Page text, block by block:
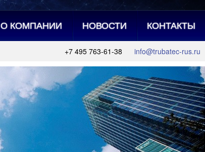
О КОМПАНИИ НОВОСТИ КОНТАКТЫ
+7 495 763-61-38 info@trubatec-rus.ru